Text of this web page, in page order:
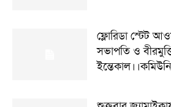
ফ্লোরিডা স্টেট
সভাপতি ও